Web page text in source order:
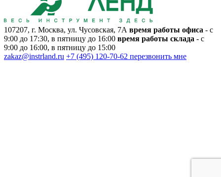
107207, г. Москва, ул. Чусовская, 7А время работы офиса - с
9:00 до 17:30, в пятницу до 16:00 время работы склада - с
9:00 до 16:00, в пятницу до 15:00
zakaz@instrland.ru +7 (495) 120-70-62 перезвонить мне